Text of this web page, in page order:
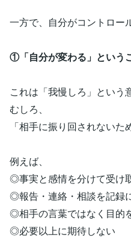
一方で、自分がコントロー
①「自分が変わる」という
これは「我慢しろ」という
むしろ、
「相手に振り回されないた
例えば、
◎事実と感情を分けて受け
◎報告・連絡・相談を記録
◎相手の言葉ではなく目的
◎必要以上に期待しない